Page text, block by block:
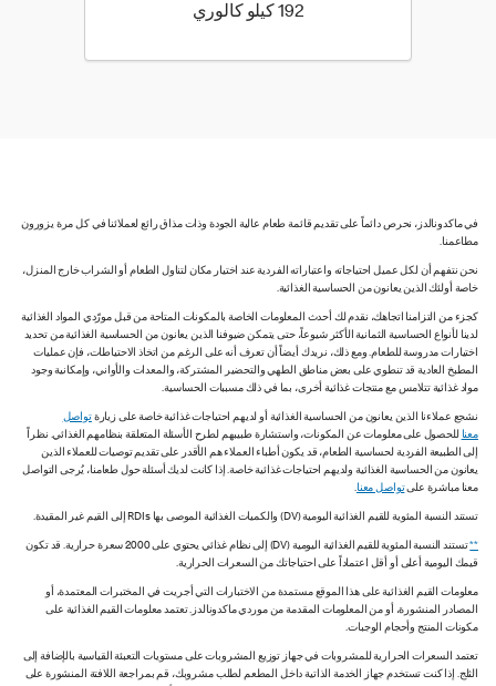
192 كيلو كالوري
في ماكدونالدز، نحرص دائماً على تقديم قائمة طعام عالية الجودة وذات مذاق رائع لعملائنا في كل مرة يزورون
مطاعمنا.
نحن نتفهم أن لكل عميل احتياجاته واعتباراته الفردية عند اختيار مكان لتناول الطعام أو الشراب خارج المنزل،
خاصة أولئك الذين يعانون من الحساسية الغذائية.
كجزء من التزامنا اتجاهك، نقدم لك أحدث المعلومات الخاصة بالمكونات المتاحة من قبل مورّدي المواد الغذائية
لدينا لأنواع الحساسية الثمانية الأكثر شيوعاً، حتى يتمكن ضيوفنا الذين يعانون من الحساسية الغذائية من تحديد
اختيارات مدروسة للطعام. ومع ذلك، نريدك أيضاً أن تعرف أنه على الرغم من اتخاذ الاحتياطات، فإن عمليات
المطبخ العادية قد تنطوي على بعض مناطق الطهي والتحضير المشتركة، والمعدات والأواني، وإمكانية وجود
مواد غذائية تتلامس مع منتجات غذائية أخرى، بما في ذلك مسببات الحساسية.
نشجع عملاءنا الذين يعانون من الحساسية الغذائية أو لديهم احتياجات غذائية خاصة على زيارةتواصل
معنا للحصول على معلومات عن المكونات، واستشارة طبيبهم لطرح الأسئلة المتعلقة بنظامهم الغذائي. نظراً
إلى الطبيعة الفردية لحساسية الطعام، قد يكون أطباء العملاء هم الأقدر على تقديم توصيات للعملاء الذين
يعانون من الحساسية الغذائية ولديهم احتياجات غذائية خاصة. إذا كانت لديك أسئلة حول طعامنا، يُرجى التواصل
معنا مباشرة علىتواصل معنا.
تستند النسبة المئوية للقيم الغذائية اليومية (DV) والكميات الغذائية الموصى بها RDIs إلى القيم غير المقيدة.
**
تستند النسبة المئوية للقيم الغذائية اليومية (DV) إلى نظام غذائي يحتوي على 2000 سعرة حرارية. قد تكون
قيمك اليومية أعلى أو أقل اعتماداً على احتياجاتك من السعرات الحرارية.
معلومات القيم الغذائية على هذا الموقع مستمدة من الاختبارات التي أجريت في المختبرات المعتمدة، أو
المصادر المنشورة، أو من المعلومات المقدمة من موردي ماكدونالدز. تعتمد معلومات القيم الغذائية على
مكونات المنتج وأحجام الوجبات.
تعتمد السعرات الحرارية للمشروبات في جهاز توزيع المشروبات على مستويات التعبئة القياسية بالإضافة إلى
الثلج. إذا كنت تستخدم جهاز الخدمة الذاتية داخل المطعم لطلب مشروبك، قم بمراجعة اللافتة المنشورة على